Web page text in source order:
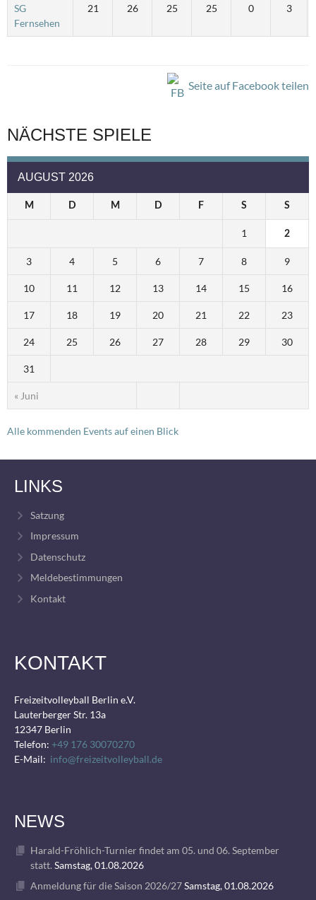
SG
Fernsehen
21 26 25 25 0 3
Seite auf Facebook teilen
NÄCHSTE SPIELE
AUGUST 2026
M D M D F S S
« Juni
1 2
3 4 5 6 7 8 9
10 11 12 13 14 15 16
17 18 19 20 21 22 23
24 25 26 27 28 29 30
31
Alle kommenden Events auf einen Blick
LINKS
Satzung
Impressum
Datenschutz
Meldebestimmungen
Kontakt
KONTAKT
Freizeitvolleyball Berlin e.V.
Lauterberger Str. 13a
12347 Berlin
Telefon: +49 176 30070270
E-Mail: info@freizeitvolleyball.de
NEWS
Harald-Fröhlich-Turnier findet am 05. und 06. September
statt. Samstag, 01.08.2026
Anmeldung für die Saison 2026/27Samstag, 01.08.2026